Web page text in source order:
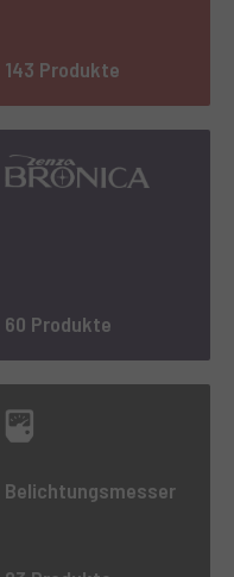
143 Produkte
60 Produkte
Belichtungsmesser